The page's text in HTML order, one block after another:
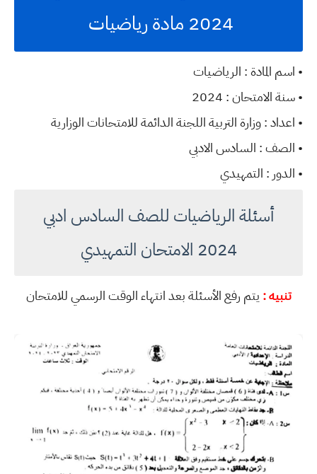
2024 مادة رياضيات
• اسم المادة : الرياضيات
• سنة الامتحان : 2024
• اعداد : وزارة التربية اللجنة الدائمة للامتحانات الوزارية
• الصف : السادس الادبي
• الدور : التمهيدي
أسئلة الرياضيات للصف السادس ادبي
2024 الامتحان التمهيدي
تنبيه : يتم رفع الأسئلة بعد انتهاء الوقت الرسمي للامتحان